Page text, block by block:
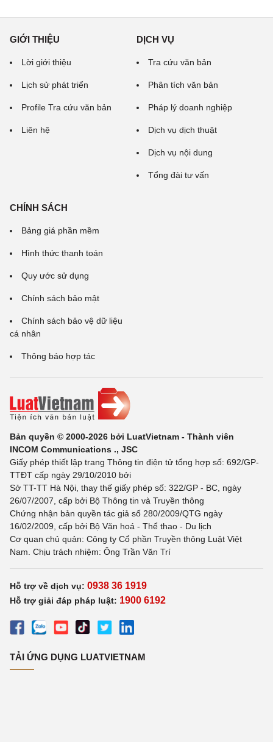
GIỚI THIỆU
Lời giới thiệu
Lịch sử phát triển
Profile Tra cứu văn bản
Liên hệ
DỊCH VỤ
Tra cứu văn bản
Phân tích văn bản
Pháp lý doanh nghiệp
Dịch vụ dịch thuật
Dịch vụ nội dung
Tổng đài tư vấn
CHÍNH SÁCH
Bảng giá phần mềm
Hình thức thanh toán
Quy ước sử dụng
Chính sách bảo mật
Chính sách bảo vệ dữ liệu
cá nhân
Thông báo hợp tác
Bản quyền © 2000-2026 bởi LuatVietnam - Thành viên
INCOM Communications ., JSC
Giấy phép thiết lập trang Thông tin điện tử tổng hợp số: 692/GP-
TTĐT cấp ngày 29/10/2010 bởi
Sở TT-TT Hà Nội, thay thế giấy phép số: 322/GP - BC, ngày
26/07/2007, cấp bởi Bộ Thông tin và Truyền thông
Chứng nhận bản quyền tác giả số 280/2009/QTG ngày
16/02/2009, cấp bởi Bộ Văn hoá - Thể thao - Du lịch
Cơ quan chủ quản: Công ty Cổ phần Truyền thông Luật Việt
Nam. Chịu trách nhiệm: Ông Trần Văn Trí
Hỗ trợ về dịch vụ: 0938 36 1919
Hỗ trợ giải đáp pháp luật: 1900 6192
TẢI ỨNG DỤNG LUATVIETNAM